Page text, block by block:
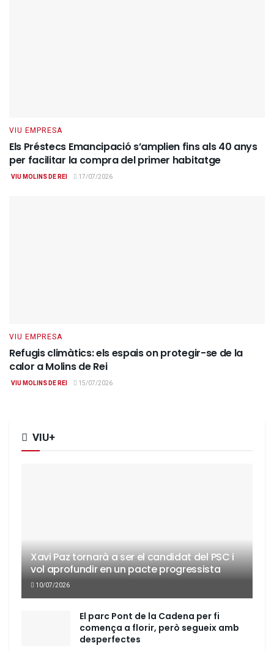
VIU EMPRESA
Els Préstecs Emancipació s’amplien fins als 40 anys
per facilitar la compra del primer habitatge
VIU MOLINS DE REI 17/07/2026
VIU EMPRESA
Refugis climàtics: els espais on protegir-se de la
calor a Molins de Rei
VIU MOLINS DE REI 15/07/2026
VIU+
Xavi Paz tornarà a ser el candidat del PSC i
vol aprofundir en un pacte progressista
10/07/2026
El parc Pont de la Cadena per fi
comença a florir, però segueix amb
desperfectes